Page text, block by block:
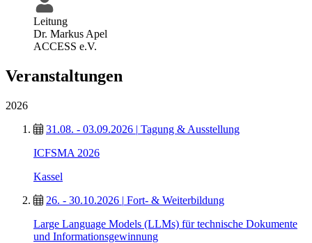
Leitung
Dr. Markus Apel
ACCESS e.V.
Veranstaltungen
2026
31.08. - 03.09.2026 | Tagung & Ausstellung
ICFSMA 2026
Kassel
26. - 30.10.2026 | Fort- & Weiterbildung
Large Language Models (LLMs) für technische Dokumente
und Informationsgewinnung